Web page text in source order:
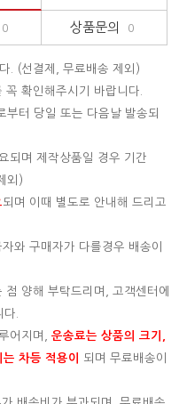
0 상품문의 0
. (선결제, 무료배송 제외)
확인해주시기 바랍니다.
부터 당일 또는 다음날 발송되
되며 제작상품일 경우 기간
외)
되며 이때 별도로 안내해 드리고
와 구매자가 다를경우 배송이
양해 부탁드리며, 고객센터에
.
어지며, 운송료는 상품의 크기,
차등 적용이
되며 무료배송이